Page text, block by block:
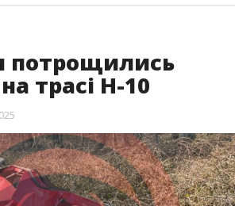
потрощились
трасі Н-10